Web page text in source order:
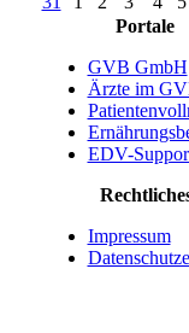
Portale
GVB GmbH
Ärzte im
EDV-
Impressum